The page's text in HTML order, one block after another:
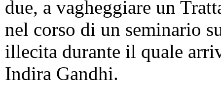
due, a vagheggiare un
nel corso di un seminario
illecita durante il quale
Indira Gandhi.